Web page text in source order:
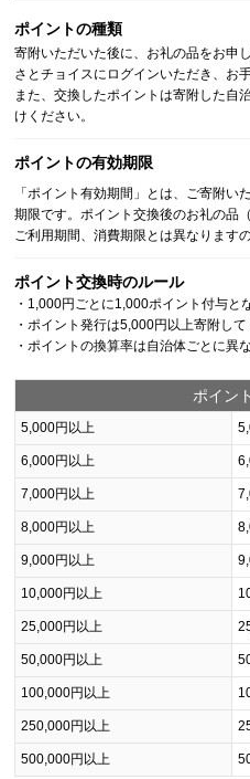
ポイントの種類
寄附いただいた後に、お礼の品をお申
さとチョイスにログインいただき、お
また、交換したポイントは寄附した自
けください。
ポイントの有効期限
「ポイント有効期間」とは、ご寄附
期限です。ポイント交換後のお礼の品
ご利用期間、消費期限とは異なります
ポイント交換時のルール
・1,000円ごとに1,000ポイント付与と
・ポイント発行は5,000円以上寄附し
・ポイントの換算率は自治体ごとに異
ポイン
5,000円以上
6,000円以上
7,000円以上
8,000円以上
9,000円以上
10,000円以上
25,000円以上
50,000円以上
100,000円以上
250,000円以上
500,000円以上